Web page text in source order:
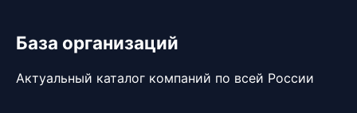
База организаций
Актуальный каталог компаний по всей России